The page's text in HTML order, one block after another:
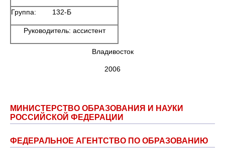
Группа: 132-Б
Руководитель: ассистент
Владивосток
2006
МИНИСТЕРСТВО ОБРАЗОВАНИЯ И НАУКИ
РОССИЙСКОЙ ФЕДЕРАЦИИ
ФЕДЕРАЛЬНОЕ АГЕНТСТВО ПО ОБРАЗОВАНИЮ